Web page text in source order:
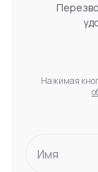
Нажимая
Имя